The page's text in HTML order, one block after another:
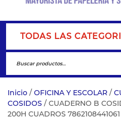
TODAS LAS
Inicio / OFICINA Y ESCOLAR /
COSIDOS / CUADERNO B
200H CUADROS 7862108441061